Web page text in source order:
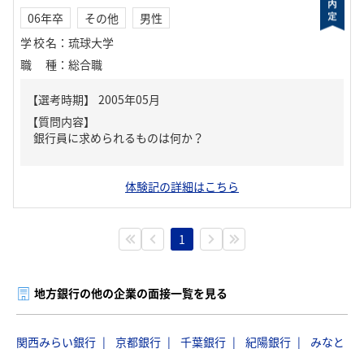
06年卒 その他
男性
学校名 ： 琉球大学
職種 ： 総合職
【質問内容】
銀行員に求められるものは何か？
体験記の詳細はこちら
1
地方銀行の他の企業の面接一覧を見る
関西みらい銀行 京都銀行 千葉銀行 紀陽銀行
みなと